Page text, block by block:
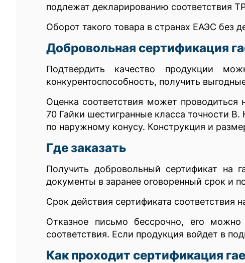
подлежат декларированию соответствия
Оборот такого товара в странах ЕАЭС без
Добровольная сертификация
Подтвердить качество продукции
конкурентоспособность, получить
Оценка соответствия может
70 Гайки шестигранные класса точности
по наружному конусу. Конструкция и
Где заказать
Получить добровольный сертификат
документы в заранее оговоренный срок и
Срок действия сертификата соответствия
Отказное письмо бессрочно, его можно
соответствия. Если продукция войдет в
Как проходит сертификация